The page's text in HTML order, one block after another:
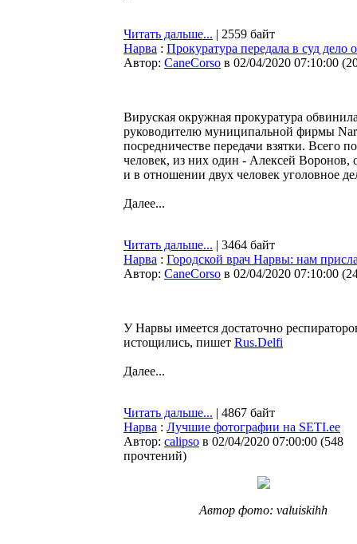
Читать дальше... | 2559 байт
Нарва : Прокуратура передала в суд дело
Автор: CaneCorso в 02/04/2020 07:10:00 (
Вируская окружная прокуратура
руководителю муниципальной фирмы
посредничестве передачи взятки. Всего
человек, из них один - Алексей Воронов,
и в отношении двух человек уголовное
Далее...
Читать дальше... | 3464 байт
Нарва : Городской врач Нарвы: нам
Автор: CaneCorso в 02/04/2020 07:10:00 (
У Нарвы имеется достаточно
истощились, пишет Rus.Delfi
Далее...
Читать дальше... | 4867 байт
Нарва : Лучшие фотографии на SETI.ee
Автор: calipso в 02/04/2020 07:00:00 (548
прочтений)
Автор фото: valuiskihh